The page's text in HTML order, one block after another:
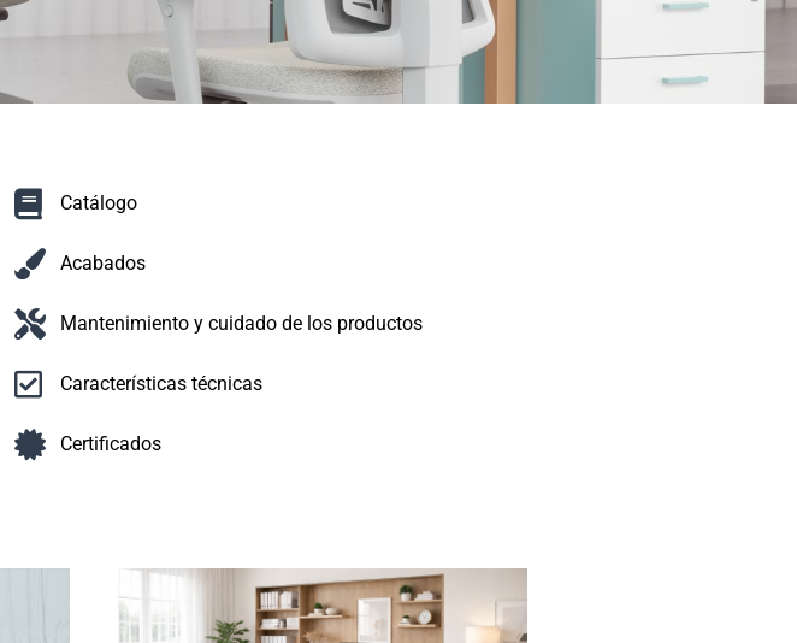
Catálogo
Acabados
Mantenimiento y cuidado de los productos
Características técnicas
Certificados